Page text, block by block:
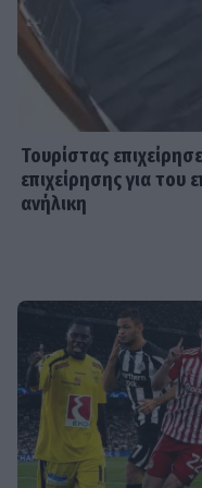
SHOWBIZ
Απασφάλισε ο
το πω γιατί έχω
με ενδιαφέρει αν με
της
SHOWBIZ
«Θα γίνετε ρόμπα…»
Ελένη Βουλγαράκη! Η
ανάρτηση
Τουρίστας
επιχείρησης για του
ανήλικη